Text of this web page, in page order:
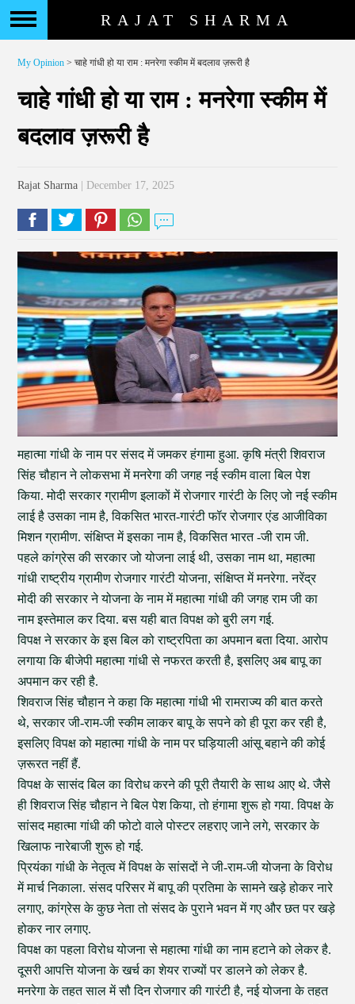
RAJAT SHARMA
My Opinion > चाहे गांधी हो या राम : मनरेगा स्कीम में बदलाव ज़रूरी है
चाहे गांधी हो या राम : मनरेगा स्कीम में
बदलाव ज़रूरी है
Rajat Sharma | December 17, 2025
महात्मा गांधी के नाम पर संसद में जमकर हंगामा हुआ. कृषि मंत्री शिवराज
सिंह चौहान ने लोकसभा में मनरेगा की जगह नई स्कीम वाला बिल पेश
किया. मोदी सरकार ग्रामीण इलाकों में रोजगार गारंटी के लिए जो नई स्कीम
लाई है उसका नाम है, विकसित भारत-गारंटी फॉर रोजगार एंड आजीविका
मिशन ग्रामीण. संक्षिप्त में इसका नाम है, विकसित भारत -जी राम जी.
पहले कांग्रेस की सरकार जो योजना लाई थी, उसका नाम था, महात्मा
गांधी राष्ट्रीय ग्रामीण रोजगार गारंटी योजना, संक्षिप्त में मनरेगा. नरेंद्र
मोदी की सरकार ने योजना के नाम में महात्मा गांधी की जगह राम जी का
नाम इस्तेमाल कर दिया. बस यही बात विपक्ष को बुरी लग गई.
विपक्ष ने सरकार के इस बिल को राष्ट्रपिता का अपमान बता दिया. आरोप
लगाया कि बीजेपी महात्मा गांधी से नफरत करती है, इसलिए अब बापू का
अपमान कर रही है.
शिवराज सिंह चौहान ने कहा कि महात्मा गांधी भी रामराज्य की बात करते
थे, सरकार जी-राम-जी स्कीम लाकर बापू के सपने को ही पूरा कर रही है,
इसलिए विपक्ष को महात्मा गांधी के नाम पर घड़ियाली आंसू बहाने की कोई
ज़रूरत नहीं हैं.
विपक्ष के सासंद बिल का विरोध करने की पूरी तैयारी के साथ आए थे. जैसे
ही शिवराज सिंह चौहान ने बिल पेश किया, तो हंगामा शुरू हो गया. विपक्ष के
सांसद महात्मा गांधी की फोटो वाले पोस्टर लहराए जाने लगे, सरकार के
खिलाफ नारेबाजी शुरू हो गई.
प्रियंका गांधी के नेतृत्व में विपक्ष के सांसदों ने जी-राम-जी योजना के विरोध
में मार्च निकाला. संसद परिसर में बापू की प्रतिमा के सामने खड़े होकर नारे
लगाए, कांग्रेस के कुछ नेता तो संसद के पुराने भवन में गए और छत पर खड़े
होकर नार लगाए.
विपक्ष का पहला विरोध योजना से महात्मा गांधी का नाम हटाने को लेकर है.
दूसरी आपत्ति योजना के खर्च का शेयर राज्यों पर डालने को लेकर है.
मनरेगा के तहत साल में सौ दिन रोजगार की गारंटी है, नई योजना के तहत